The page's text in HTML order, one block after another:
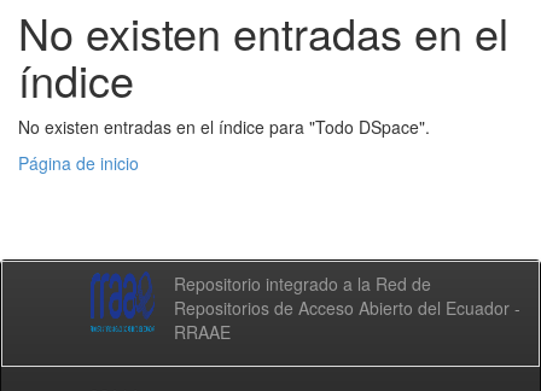
No existen entradas en el
índice
No existen entradas en el índice para "Todo DSpace".
Página de inicio
Repositorio integrado a la Red de
Repositorios de Acceso Abierto del Ecuador -
RRAAE